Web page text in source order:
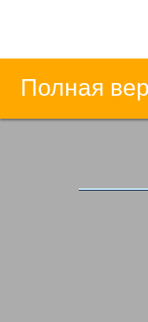
Полная